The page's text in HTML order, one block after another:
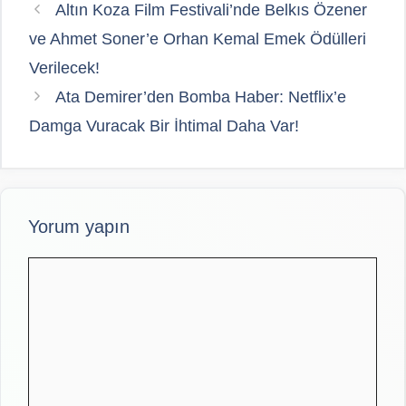
Altın Koza Film Festivali’nde Belkıs Özener
ve Ahmet Soner’e Orhan Kemal Emek Ödülleri
Verilecek!
Ata Demirer’den Bomba Haber: Netflix’e
Damga Vuracak Bir İhtimal Daha Var!
Yorum yapın